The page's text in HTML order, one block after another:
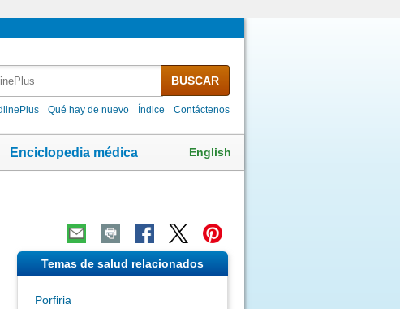
BUSCAR
Qué hay de nuevo Índice Contáctenos
Enciclopedia médica English
Temas de salud relacionados
Porfiria